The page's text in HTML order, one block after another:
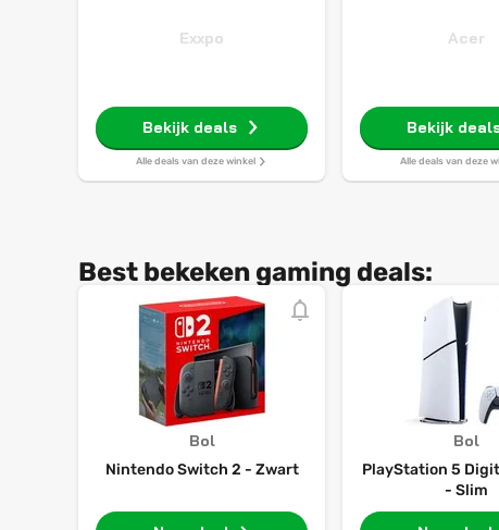
Exxpo
Bekijk deals
Alle deals van deze winkel
Acer
Bekijk
Alle deals van deze
Best bekeken gaming deals:
Bol
Nintendo Switch 2 - Zwart
Bol
PlayStation 5
- Slim